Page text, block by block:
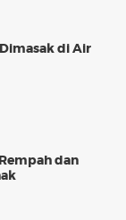
di Air
dan